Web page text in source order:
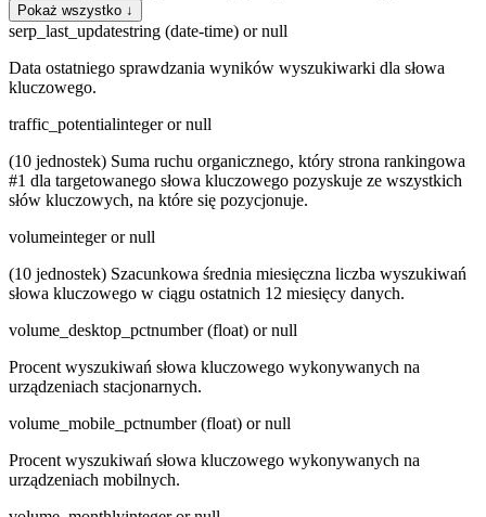
Pokaż wszystko ↓
serp_last_updatestring (date-time) or null
Data ostatniego sprawdzania wyników wyszukiwarki dla słowa
kluczowego.
traffic_potentialinteger or null
(10 jednostek) Suma ruchu organicznego, który strona rankingowa
#1 dla targetowanego słowa kluczowego pozyskuje ze wszystkich
słów kluczowych, na które się pozycjonuje.
volumeinteger or null
(10 jednostek) Szacunkowa średnia miesięczna liczba wyszukiwań
słowa kluczowego w ciągu ostatnich 12 miesięcy danych.
volume_desktop_pctnumber (float) or null
Procent wyszukiwań słowa kluczowego wykonywanych na
urządzeniach stacjonarnych.
volume_mobile_pctnumber (float) or null
Procent wyszukiwań słowa kluczowego wykonywanych na
urządzeniach mobilnych.